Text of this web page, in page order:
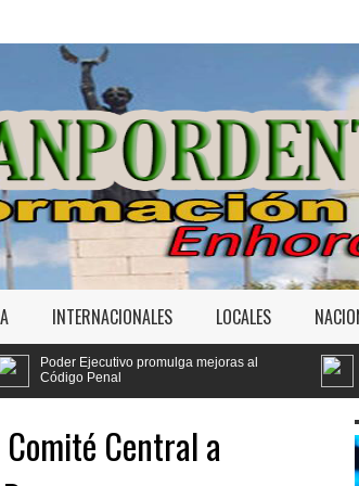
INTERNACIONALES LOCALES
mejoras al
Tribunal fija para agosto
Central a